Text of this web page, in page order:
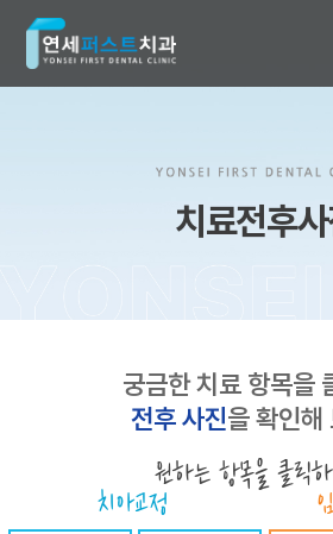
치료전후
궁금한 치료 항목을
전후 사진을 확인해
원하는 항목을 클릭
치아교정